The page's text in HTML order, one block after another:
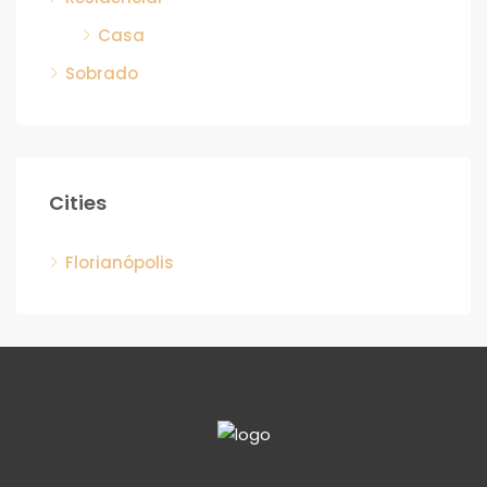
Casa
Sobrado
Cities
Florianópolis